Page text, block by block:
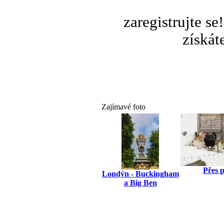
zaregistrujte
Zajímavé foto
Londýn - Buckingham
a Big Ben
Přes